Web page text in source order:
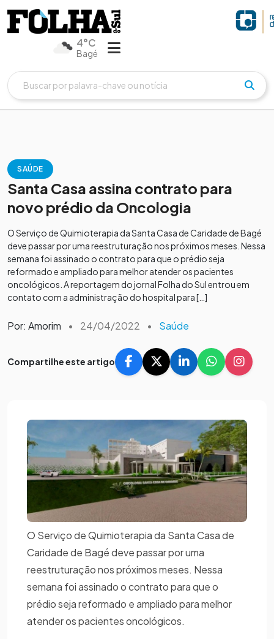
4°C
Bagé
SAÚDE
Santa Casa assina contrato para
novo prédio da Oncologia
O Serviço de Quimioterapia da Santa Casa de Caridade de Bagé
deve passar por uma reestruturação nos próximos meses. Nessa
semana foi assinado o contrato para que o prédio seja
reformado e ampliado para melhor atender os pacientes
oncológicos. A reportagem do jornal Folha do Sul entrou em
contato com a administração do hospital para […]
Por: Amorim • 24/04/2022 • Saúde
Compartilhe este artigo
O Serviço de Quimioterapia da Santa Casa de
Caridade de Bagé deve passar por uma
reestruturação nos próximos meses. Nessa
semana foi assinado o contrato para que o
prédio seja reformado e ampliado para melhor
atender os pacientes oncológicos.